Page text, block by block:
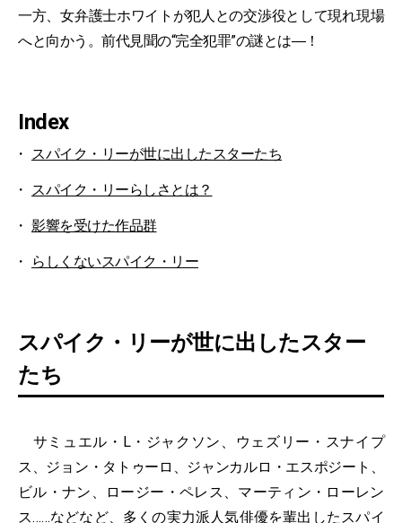
一方、女弁護士ホワイトが犯人との交渉役として現れ現場
へと向かう。前代見聞の“完全犯罪”の謎とは―！
Index
スパイク・リーが世に出したスターたち
スパイク・リーらしさとは？
影響を受けた作品群
らしくないスパイク・リー
スパイク・リーが世に出したスター
たち
サミュエル・L・ジャクソン、ウェズリー・スナイプ
ス、ジョン・タトゥーロ、ジャンカルロ・エスポジート、
ビル・ナン、ロージー・ペレス、マーティン・ローレン
ス……などなど、多くの実力派人気俳優を輩出したスパイ